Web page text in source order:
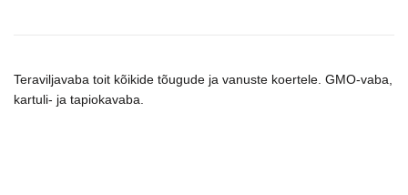
Teraviljavaba toit kõikide tõugude ja vanuste koertele. GMO-vaba,
kartuli- ja tapiokavaba.